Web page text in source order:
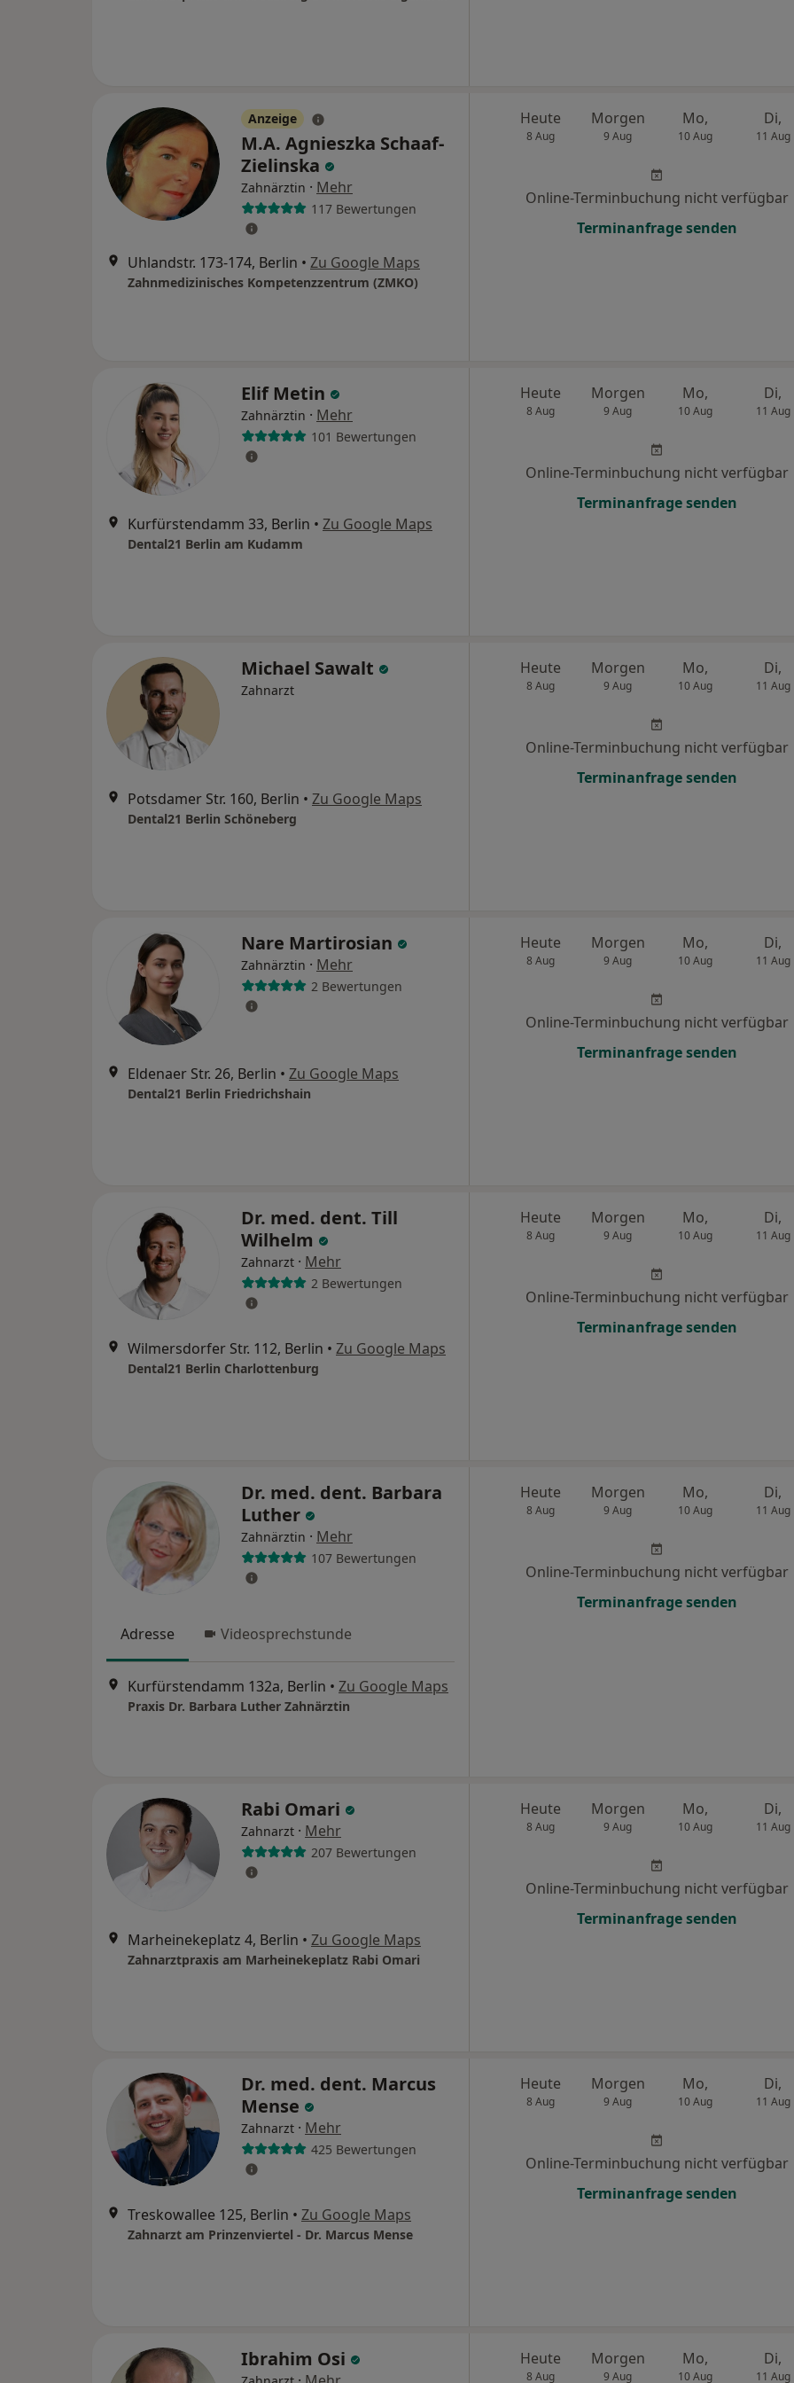
Anzeige
M.A. Agnieszka Schaaf-
Zielinska
Zahnärztin · Mehr
117 Bewertungen
Uhlandstr. 173-174, Berlin • Zu Google Maps
Zahnmedizinisches Kompetenzzentrum (ZMKO)
Heute
8 Aug
Morgen
9 Aug
Mo,
10 Aug
Di,
11 Aug
Online-Terminbuchung nicht verfügbar
Terminanfrage senden
Elif Metin
Zahnärztin · Mehr
101 Bewertungen
Kurfürstendamm 33, Berlin • Zu Google Maps
Dental21 Berlin am Kudamm
Heute
8 Aug
Morgen
9 Aug
Mo,
10 Aug
Di,
11 Aug
Online-Terminbuchung nicht verfügbar
Terminanfrage senden
Michael Sawalt
Zahnarzt
Potsdamer Str. 160, Berlin • Zu Google Maps
Dental21 Berlin Schöneberg
Heute
8 Aug
Morgen
9 Aug
Mo,
10 Aug
Di,
11 Aug
Online-Terminbuchung nicht verfügbar
Terminanfrage senden
Nare Martirosian
Zahnärztin · Mehr
2 Bewertungen
Eldenaer Str. 26, Berlin • Zu Google Maps
Dental21 Berlin Friedrichshain
Heute
8 Aug
Morgen
9 Aug
Mo,
10 Aug
Di,
11 Aug
Online-Terminbuchung nicht verfügbar
Terminanfrage senden
Dr. med. dent. Till
Wilhelm
Zahnarzt · Mehr
2 Bewertungen
Wilmersdorfer Str. 112, Berlin • Zu Google Maps
Dental21 Berlin Charlottenburg
Heute
8 Aug
Morgen
9 Aug
Mo,
10 Aug
Di,
11 Aug
Online-Terminbuchung nicht verfügbar
Terminanfrage senden
Dr. med. dent. Barbara
Luther
Zahnärztin · Mehr
107 Bewertungen
Adresse Videosprechstunde
Kurfürstendamm 132a, Berlin • Zu Google Maps
Praxis Dr. Barbara Luther Zahnärztin
Heute
8 Aug
Morgen
9 Aug
Mo,
10 Aug
Di,
11 Aug
Online-Terminbuchung nicht verfügbar
Terminanfrage senden
Rabi Omari
Zahnarzt · Mehr
207 Bewertungen
Marheinekeplatz 4, Berlin • Zu Google Maps
Zahnarztpraxis am Marheinekeplatz Rabi Omari
Heute
8 Aug
Morgen
9 Aug
Mo,
10 Aug
Di,
11 Aug
Online-Terminbuchung nicht verfügbar
Terminanfrage senden
Dr. med. dent. Marcus
Mense
Zahnarzt · Mehr
425 Bewertungen
Treskowallee 125, Berlin • Zu Google Maps
Zahnarzt am Prinzenviertel - Dr. Marcus Mense
Heute
8 Aug
Morgen
9 Aug
Mo,
10 Aug
Di,
11 Aug
Online-Terminbuchung nicht verfügbar
Terminanfrage senden
Ibrahim Osi Heute
8 Aug
Morgen
9 Aug
Mo,
10 Aug
Di,
11 Aug